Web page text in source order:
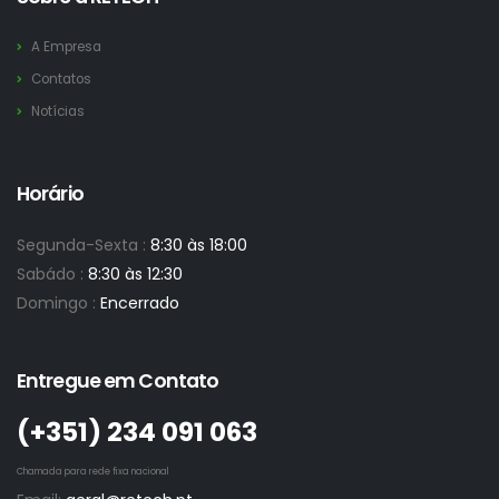
A Empresa
Contatos
Notícias
Horário
Segunda-Sexta : 8:30 às 18:00
Sabádo : 8:30 às 12:30
Domingo : Encerrado
Entregue em Contato
(+351)­ 234 091 063
Chamada para rede fixa nacional